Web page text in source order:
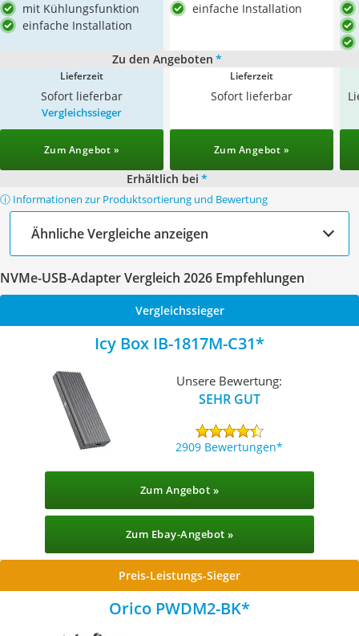
mit Kühlungsfunktion
einfache Installation
einfache Installation
Zu den Angeboten *
Lieferzeit
Sofort lieferbar
Lieferzeit
Sofort lieferbar
Vergleichssieger
Zum Angebot » Zum Angebot »
Erhältlich bei *
ⓘ Informationen zur Produktsortierung und Bewertung
Ähnliche Vergleiche anzeigen
NVMe-USB-Adapter Vergleich 2026 Empfehlungen
Vergleichssieger
Icy Box IB-1817M-C31
Unsere Bewertung:
SEHR GUT
2909 Bewertungen
Zum Angebot »
Zum Ebay-Angebot »
Preis-Leistungs-Sieger
Orico PWDM2-BK